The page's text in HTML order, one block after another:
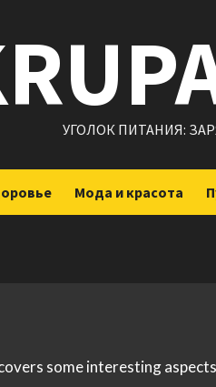
УГОЛОК ПИТАНИЯ:
Мода и красота
some interesting